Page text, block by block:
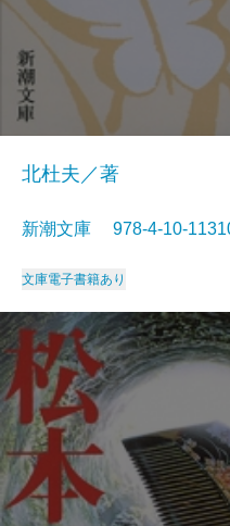
北杜夫／著
新潮文庫 978-4-10-
文庫電子書籍あり